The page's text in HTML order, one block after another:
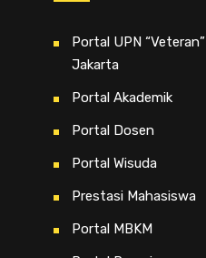
Portal UPN “Veteran”
Jakarta
Portal Akademik
Portal Dosen
Portal Wisuda
Prestasi Mahasiswa
Portal MBKM